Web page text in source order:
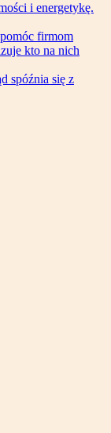
i energetykę.
firmom
kto na nich
spóźnia się z